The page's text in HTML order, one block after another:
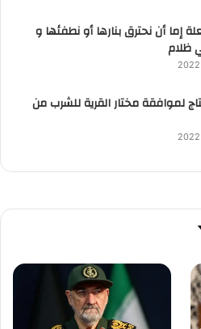
إما أن نحترق بنارها أو نطفئها و
ظلام
لموافقة مختار القرية للشرب من